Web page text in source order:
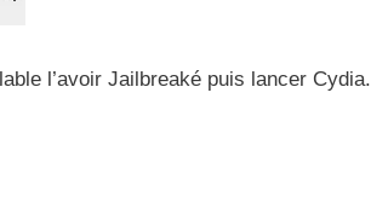
l’avoir Jailbreaké puis lancer Cydia.